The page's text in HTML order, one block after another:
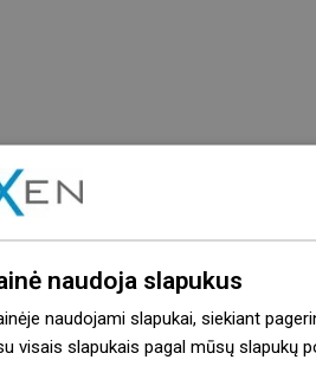
naudoja slapukus
naudojami slapukai, siekiant
visais slapukais pagal mūsų slapukų